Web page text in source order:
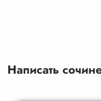
Написать